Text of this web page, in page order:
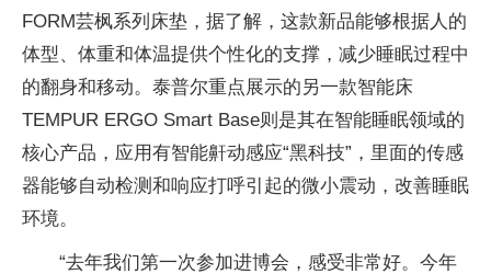
FORM芸枫系列床垫，据了解，这款新品能够根据人的
体型、体重和体温提供个性化的支撑，减少睡眠过程中
的翻身和移动。泰普尔重点展示的另一款智能床
TEMPUR ERGO Smart Base则是其在智能睡眠领域的
核心产品，应用有智能鼾动感应“黑科技”，里面的传感
器能够自动检测和响应打呼引起的微小震动，改善睡眠
环境。
“去年我们第一次参加进博会，感受非常好。今年